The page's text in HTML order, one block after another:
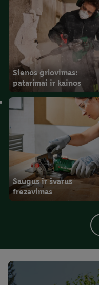
Sienos griovimas:
patarimai ir kainos
Saugus ir švarus
frezavimas